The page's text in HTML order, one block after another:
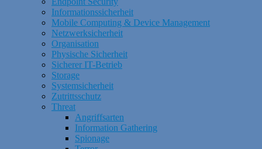
Informationssicherheit
Mobile Computing & Device Management
Netzwerksicherheit
Organisation
Physische Sicherheit
Sicherer IT-Betrieb
Storage
Systemsicherheit
Zutrittsschutz
Threat
Angriffsarten
Information Gathering
Spionage